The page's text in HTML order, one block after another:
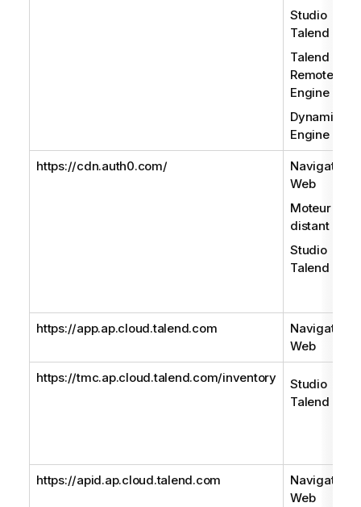
Studio
Talend
Talend
Remote
Engine
Dynamic
Engine
https://cdn.auth0.com/
Navigateur
Web
Moteur
distant
Studio
Talend
https://app.ap.cloud.talend.com
Navigateur
Web
https://tmc.ap.cloud.talend.com/inventory
Studio
Talend
https://apid.ap.cloud.talend.com
Navigateur
Web